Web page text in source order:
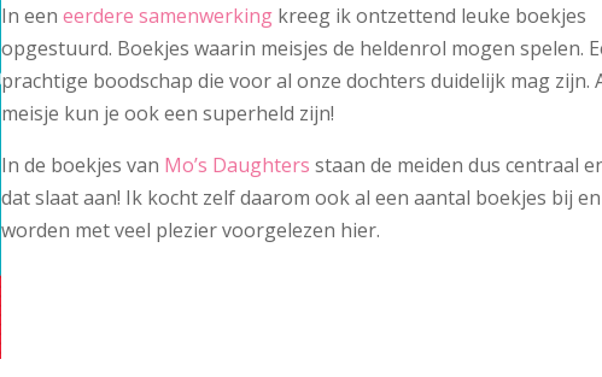
In eeneerdere samenwerking kreeg ik ontzettend leuke boekjes
opgestuurd. Boekjes waarin meisjes de heldenrol mogen spelen.
prachtige boodschap die voor al onze dochters duidelijk mag zijn.
meisje kun je ook een superheld zijn!
In de boekjes van Mo’s Daughters staan de meiden dus centraal
dat slaat aan! Ik kocht zelf daarom ook al een aantal boekjes bij
worden met veel plezier voorgelezen hier.